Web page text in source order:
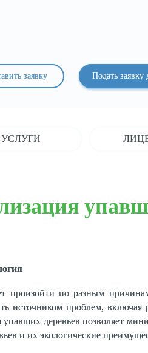
заявку Подать заявку
УСЛУГИ
произойти по разным
источником проблем,
деревьев позволяет
и их экологические